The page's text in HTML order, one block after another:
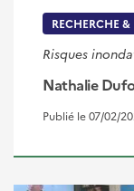
RECHERCHE
Risques
Nathalie
Publié le 07/02/